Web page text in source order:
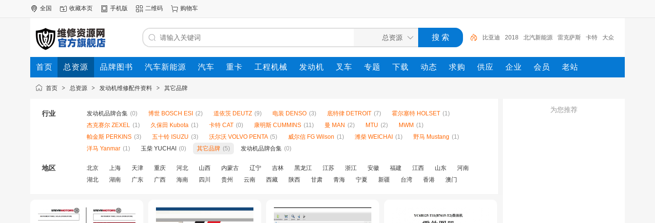
全国 收藏本页 手机版 二维码 购物车
比亚迪 2018 北汽新能源 雷克萨斯 卡特 大众
电路图册 一汽 一汽解放 2022
首页 总资源 品牌图书 汽车新能源 汽车 重卡 工程机械 发动机 叉车 专题 下载 动态 求购 供应 企业 会员 老站
首页 > 总资源 > 发动机维修配件资料 > 其它品牌
行业 发动机品牌合集 (0) 博世 BOSCH ESI (2) 道依茨 DEUTZ (9) 电装 DENSO (3) 底特律 DETROIT (7) 霍尔塞特 HOLSET (1)
杰克赛尔 ZEXEL (1) 久保田 Kubota (1) 卡特 CAT (0) 康明斯 CUMMINS (11) 曼 MAN (2) MTU (2) MWM (1)
帕金斯 PERKINS (3) 五十铃 ISUZU (3) 沃尔沃 VOLVO PENTA (5) 威尔信 FG Wilson (1) 潍柴 WEICHAI (1) 野马 Mustang (1)
洋马 Yanmar (1) 玉柴 YUCHAI (0) 其它品牌 (5) 发动机品牌合集 (0)
地区 北京 上海 天津 重庆 河北 山西 内蒙古 辽宁 吉林 黑龙江 江苏 浙江 安徽 福建 江西 山东
河南
湖北
湖南 广东 广西 海南 四川 贵州 云南 西藏 陕西 甘肃 青海 宁夏 新疆 台湾 香港 澳门
为您推荐